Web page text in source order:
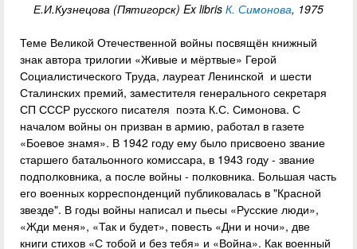
Е.И.Кузнецова (Пятигорск) Ex libris К. Симонова, 1975
Теме Великой Отечественной войны посвящён книжный
знак автора трилогии «Живые и мёртвые» Герой
Социалистического Труда, лауреат Ленинской и шести
Сталинских премий, заместителя генерального секретаря
СП СССР русского писателя поэта К.С. Симонова. С
началом войны он призван в армию, работал в газете
«Боевое знамя». В 1942 году ему было присвоено звание
старшего батальонного комиссара, в 1943 году - звание
подполковника, а после войны - полковника. Большая часть
его военных корреспонденций публиковалась в "Красной
звезде". В годы войны написал и пьесы «Русские люди»,
«Жди меня», «Так и будет», повесть «Дни и ночи», две
книги стихов «С тобой и без тебя» и «Война». Как военный